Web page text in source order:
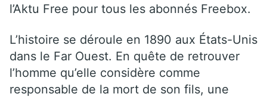
l’Aktu Free pour tous les abonnés Freebox.
L’histoire se déroule en 1890 aux États-Unis
dans le Far Ouest. En quête de retrouver
l’homme qu’elle considère comme
responsable de la mort de son fils, une